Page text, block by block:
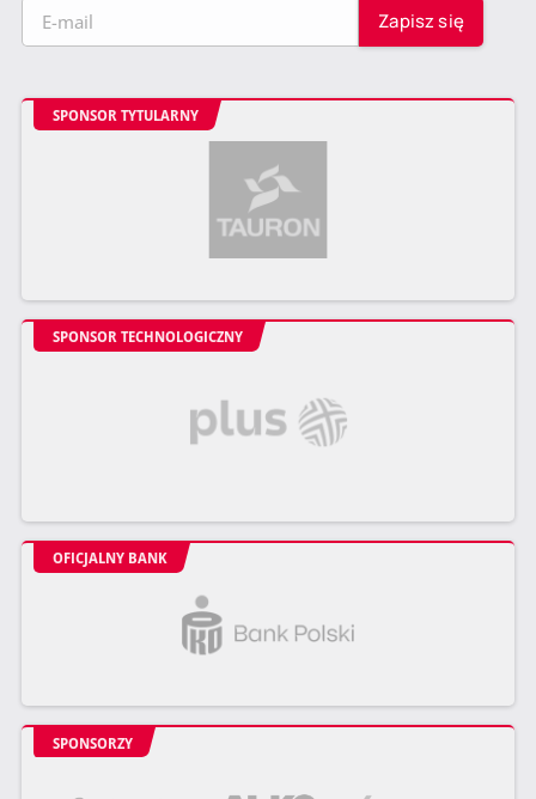
SPONSOR TYTULARNY
SPONSOR TECHNOLOGICZNY
OFICJALNY BANK
SPONSORZY